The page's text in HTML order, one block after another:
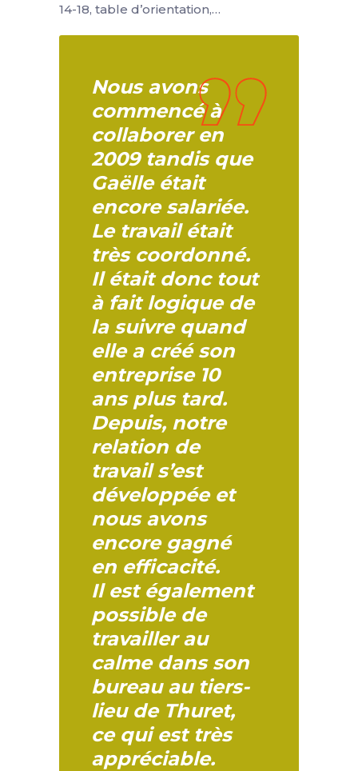
14-18, table d’orientation,…
Nous avons
commencé à
collaborer en
2009 tandis que
Gaëlle était
encore salariée.
Le travail était
très coordonné.
Il était donc tout
à fait logique de
la suivre quand
elle a créé son
entreprise 10
ans plus tard.
Depuis, notre
relation de
travail s’est
développée et
nous avons
encore gagné
en efficacité.
Il est également
possible de
travailler au
calme dans son
bureau au tiers-
lieu de Thuret,
ce qui est très
appréciable.